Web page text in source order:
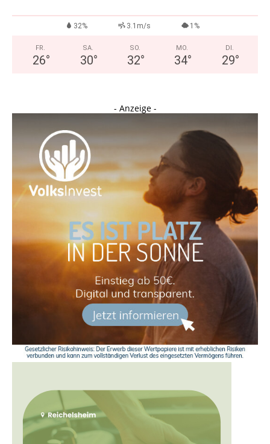
32% 3.1m/s 1%
FR.
26°
SA.
30°
SO.
32°
MO.
34°
DI.
29°
- Anzeige -